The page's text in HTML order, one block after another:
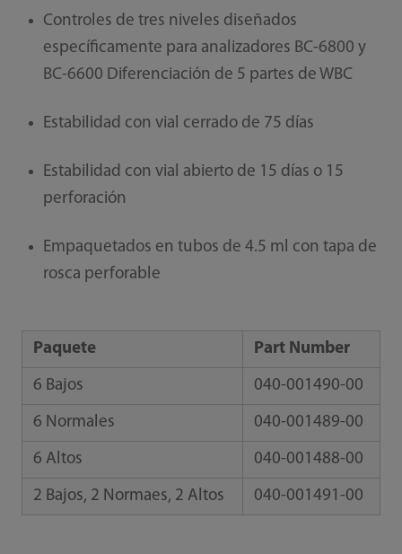
Controles de tres niveles diseñados
específicamente para analizadores BC-6800 y
BC-6600 Diferenciación de 5 partes de WBC
Estabilidad con vial cerrado de 75 días
Estabilidad con vial abierto de 15 días o 15
perforación
Empaquetados en tubos de 4.5 ml con tapa de
rosca perforable
Paquete Part Number
6 Bajos 040-001490-00
6 Normales 040-001489-00
6 Altos 040-001488-00
2 Bajos, 2 Normaes, 2 Altos 040-001491-00